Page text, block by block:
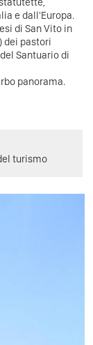
e dall'Europa.
di San Vito in
dei pastori
Santuario di
panorama.
turismo